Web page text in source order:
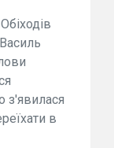
з'явилася
в